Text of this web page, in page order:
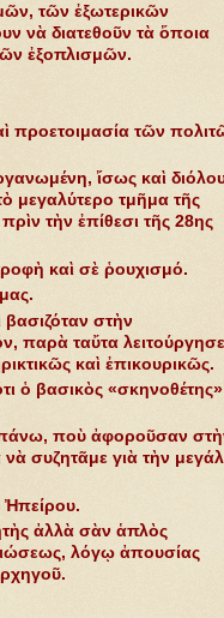
τῶν ἐξωτερικῶν
νὰ διατεθοῦν τὰ ὅποια
ἐξοπλισμῶν.
προετοιμασία τῶν
ἴσως καὶ
μεγαλύτερο τμῆμα τῆς
τὴν ἐπίθεσι τῆς 28ης
καὶ σὲ ῥουχισμό.
στὴν
παρὰ ταὔτα
καὶ ἐπικουρικῶς.
ὁ βασικὸς «σκηνοθέτης»
ποὺ ἀφοροῦσαν
συζητᾶμε γιὰ τὴν
Ἠπείρου.
ἀλλὰ σὰν ἁπλὸς
λόγῳ ἀπουσίας